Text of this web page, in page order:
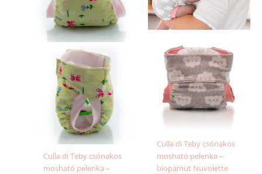
Culla di Teby csónakos
mosható pelenka –
A
változatok
a
termékoldalon
választhatók
ki
Culla di Teby csónakos
mosható pelenka –
biopamut Nuvolette